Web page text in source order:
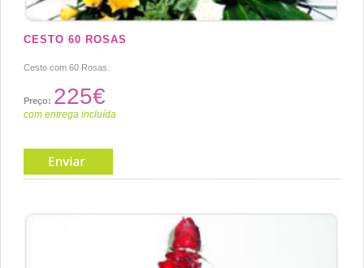
CESTO 60 ROSAS
Cesto com 60 Rosas.
Preço: 225€
com entrega incluída